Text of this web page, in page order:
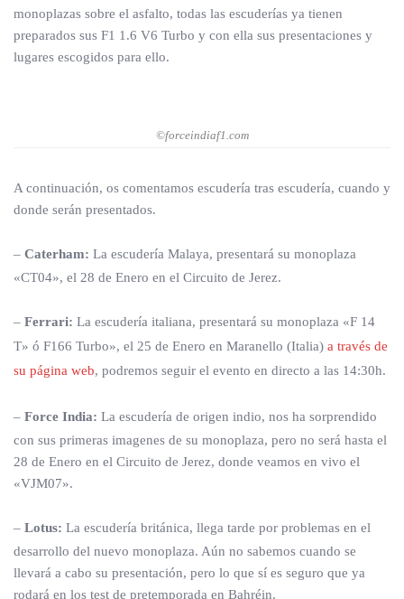
monoplazas sobre el asfalto, todas las escuderías ya tienen
preparados sus F1 1.6 V6 Turbo y con ella sus presentaciones y
lugares escogidos para ello.
©forceindiaf1.com
A continuación, os comentamos escudería tras escudería, cuando y
donde serán presentados.
– Caterham: La escudería Malaya, presentará su monoplaza
«CT04», el 28 de Enero en el Circuito de Jerez.
– Ferrari: La escudería italiana, presentará su monoplaza «F 14
T» ó F166 Turbo», el 25 de Enero en Maranello (Italia) a través de
su página web, podremos seguir el evento en directo a las 14:30h.
– Force India: La escudería de origen indio, nos ha sorprendido
con sus primeras imagenes de su monoplaza, pero no será hasta el
28 de Enero en el Circuito de Jerez, donde veamos en vivo el
«VJM07».
– Lotus: La escudería británica, llega tarde por problemas en el
desarrollo del nuevo monoplaza. Aún no sabemos cuando se
llevará a cabo su presentación, pero lo que sí es seguro que ya
rodará en los test de pretemporada en Bahréin.